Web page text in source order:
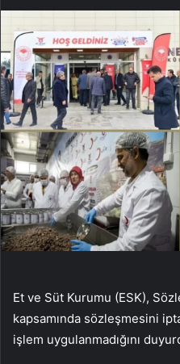
Et ve Süt Kurumu (ESK),
kapsamında sözleşmesini
işlem uygulanmadığını